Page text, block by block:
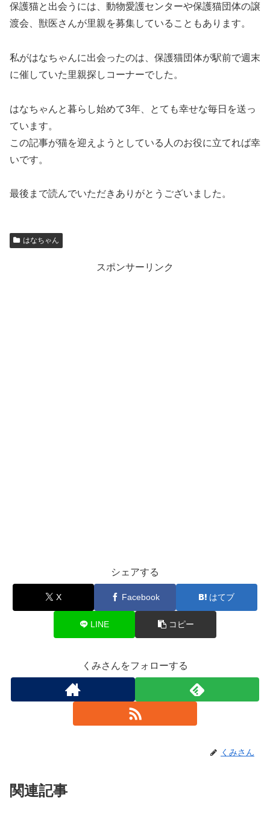
保護猫と出会うには、動物愛護センターや保護猫団体の譲
渡会、獣医さんが里親を募集していることもあります。
私がはなちゃんに出会ったのは、保護猫団体が駅前で週末
に催していた里親探しコーナーでした。
はなちゃんと暮らし始めて3年、とても幸せな毎日を送っ
ています。
この記事が猫を迎えようとしている人のお役に立てれば幸
いです。
最後まで読んでいただきありがとうございました。
はなちゃん
スポンサーリンク
シェアする
X Facebook はてブ
LINE コピー
くみさんをフォローする
くみさん
関連記事